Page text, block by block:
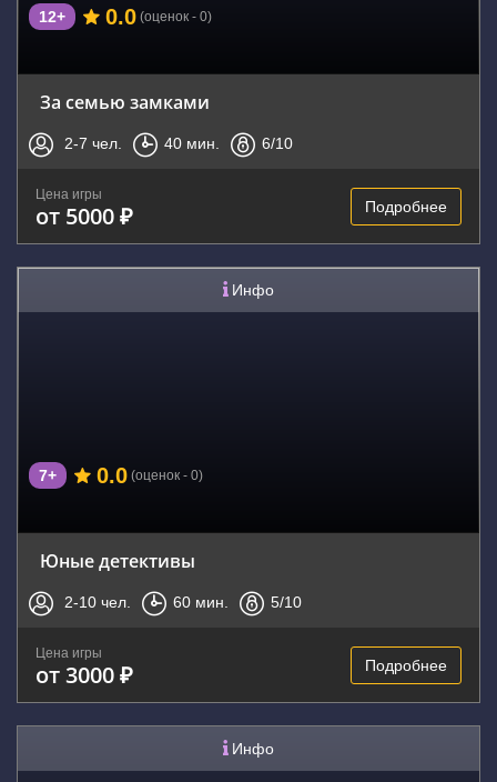
12+ 0.0 (оценок - 0)
За семью замками
2-7 чел. 40 мин. 6/10
Цена игры
от 5000 ₽ Подробнее
Инфо
7+ 0.0 (оценок - 0)
Юные детективы
2-10 чел. 60 мин. 5/10
Цена игры
от 3000 ₽ Подробнее
Инфо